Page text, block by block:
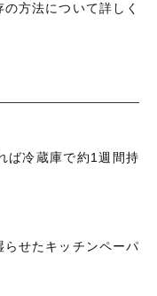
方法について詳しく
ば冷蔵庫で約1週間持
せたキッチンペーパ